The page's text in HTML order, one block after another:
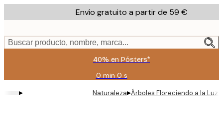
to
content.
Envío gratuito a partir de 59 €
Buscar producto, nombre, marca...
40% en Pósters*
0 min 0 s
Válido
hasta:
2026-
▸ Naturaleza▸Árboles Floreciendo a la Luz